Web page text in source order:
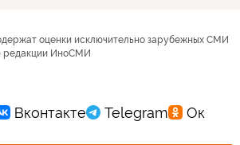
оценки исключительно зарубежных СМИ
редакции ИноСМИ